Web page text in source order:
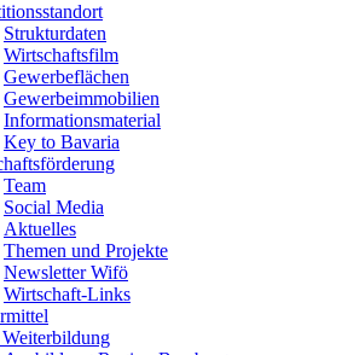
Strukturdaten
Wirtschaftsfilm
Gewerbeflächen
Gewerbeimmobilien
Informationsmaterial
Key to Bavaria
Team
Social Media
Aktuelles
Themen und Projekte
Newsletter Wifö
Wirtschaft-Links